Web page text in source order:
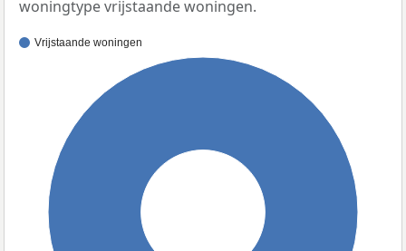
woningtype vrijstaande woningen.
Vrijstaande woningen